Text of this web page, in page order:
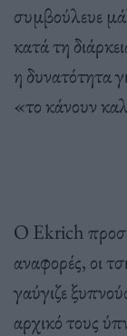
συμβούλευε
κατά τη
η δυνατότητα
«το κάνουν
Ο Ekrich
αναφορές, οι
γαύγιζε
αρχικό τους